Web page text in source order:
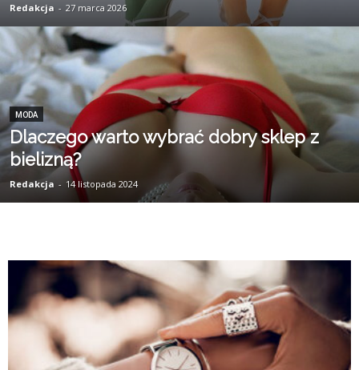
Redakcja - 27 marca 2026
MODA
Dlaczego warto wybrać dobry sklep z
bielizną?
Redakcja - 14 listopada 2024